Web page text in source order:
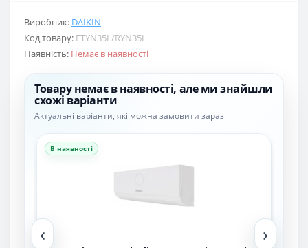
Виробник: DAIKIN
Код товару: FTYN35L/RYN35L
Наявність: Немає в наявності
Товару немає в наявності, але ми знайшли
схожі варіанти
Актуальні варіанти, які можна замовити зараз
‹
В наявності
›